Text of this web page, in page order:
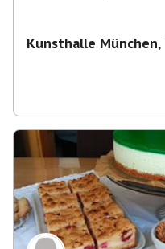
Kunsthalle München,